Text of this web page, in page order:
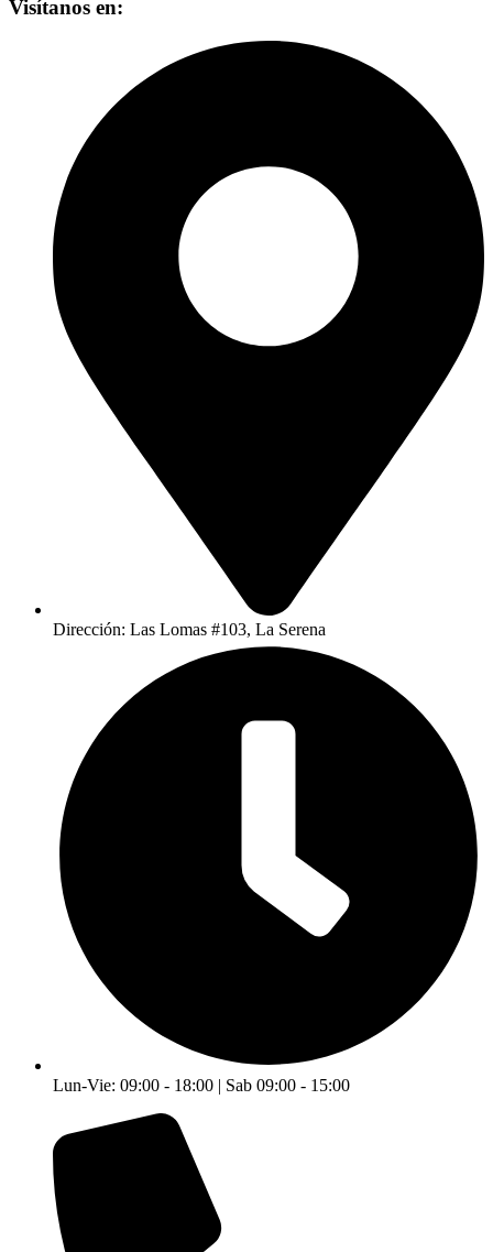
Visítanos en:
Dirección: Las Lomas #103, La Serena
Lun-Vie: 09:00 - 18:00 | Sab 09:00 - 15:00